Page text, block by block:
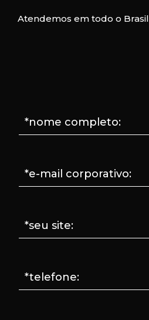
Atendemos em todo o Brasil
*nome completo:
*e-mail corporativo:
*seu site:
*telefone: